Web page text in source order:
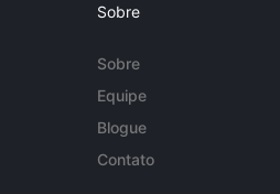
Sobre
Sobre
Equipe
Blogue
Contato